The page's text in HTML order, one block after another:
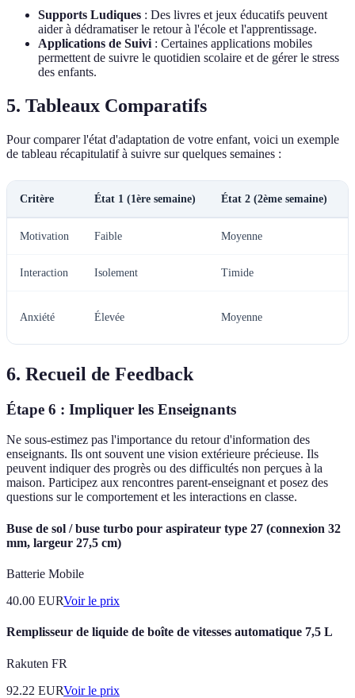
Supports Ludiques : Des livres et jeux éducatifs peuvent
aider à dédramatiser le retour à l'école et l'apprentissage.
Applications de Suivi : Certaines applications mobiles
permettent de suivre le quotidien scolaire et de gérer le stress
des enfants.
5. Tableaux Comparatifs
Pour comparer l'état d'adaptation de votre enfant, voici un exemple
de tableau récapitulatif à suivre sur quelques semaines :
Critère État 1 (1ère semaine) État 2 (2ème semaine)
Motivation Faible Moyenne
Interaction Isolement Timide
Anxiété Élevée Moyenne
6. Recueil de Feedback
Étape 6 : Impliquer les Enseignants
Ne sous-estimez pas l'importance du retour d'information des
enseignants. Ils ont souvent une vision extérieure précieuse. Ils
peuvent indiquer des progrès ou des difficultés non perçues à la
maison. Participez aux rencontres parent-enseignant et posez des
questions sur le comportement et les interactions en classe.
Buse de sol / buse turbo pour aspirateur type 27 (connexion 32
mm, largeur 27,5 cm)
Batterie Mobile
40.00 EURVoir le prix
Remplisseur de liquide de boîte de vitesses automatique 7,5 L
Rakuten FR
92.22 EURVoir le prix